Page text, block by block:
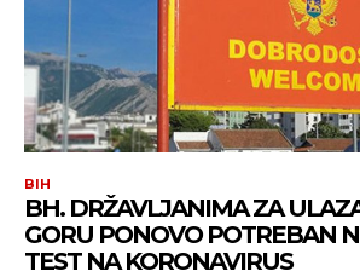
BIH
BH. DRŽAVLJANIMA ZA
GORU PONOVO POTREBAN
TEST NA KORONAVIRUS